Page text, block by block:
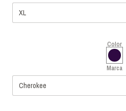
Color
Marca